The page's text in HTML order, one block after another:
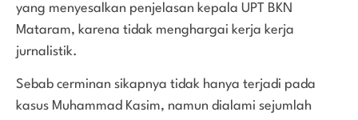
yang menyesalkan penjelasan kepala UPT BKN
Mataram, karena tidak menghargai kerja kerja
jurnalistik.
Sebab cerminan sikapnya tidak hanya terjadi pada
kasus Muhammad Kasim, namun dialami sejumlah